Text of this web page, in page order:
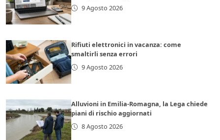
9 Agosto 2026
Rifiuti elettronici in vacanza: come
smaltirli senza errori
9 Agosto 2026
Alluvioni in Emilia-Romagna, la Lega chiede
piani di rischio aggiornati
8 Agosto 2026